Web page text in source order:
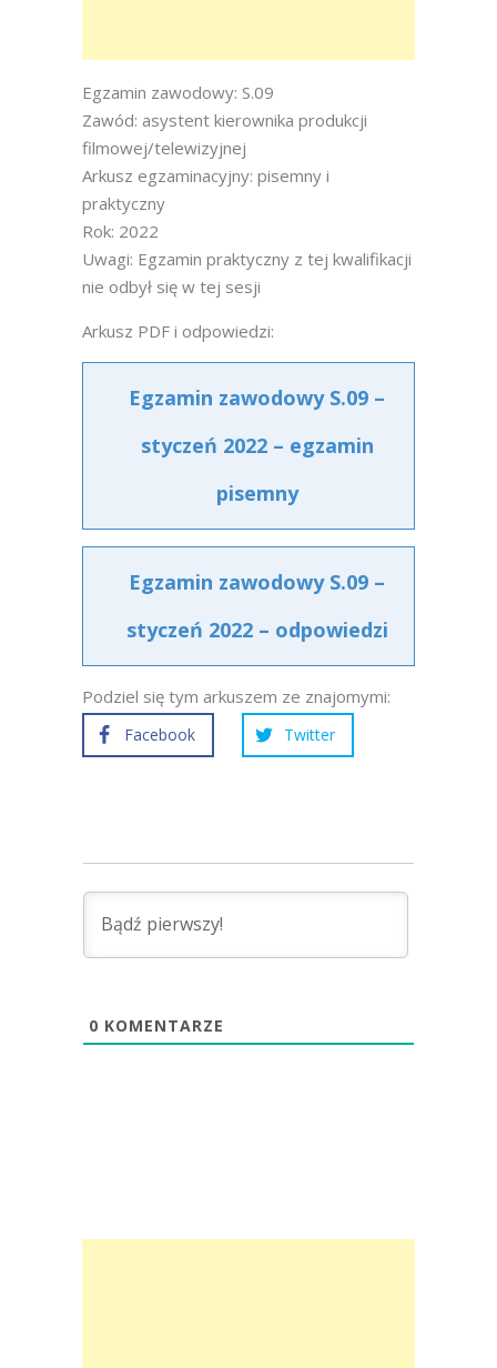
Egzamin zawodowy: S.09
Zawód: asystent kierownika produkcji
filmowej/telewizyjnej
Arkusz egzaminacyjny: pisemny i
praktyczny
Rok: 2022
Uwagi: Egzamin praktyczny z tej kwalifikacji
nie odbył się w tej sesji
Arkusz PDF i odpowiedzi:
Egzamin zawodowy S.09 –
styczeń 2022 – egzamin
pisemny
Egzamin zawodowy S.09 –
styczeń 2022 – odpowiedzi
Podziel się tym arkuszem ze znajomymi:
Facebook Twitter
0 KOMENTARZE